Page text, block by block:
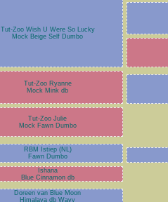
Tut-Zoo Wish U Were So Lucky
Mock Beige Self Dumbo
Tut-Zoo Ryanne
Mock Mink db
Tut-Zoo Julie
Mock Fawn Dumbo
RBM Istiep (NL)
Fawn Dumbo
Ishana
Blue Cinnamon db
Doreen van Blue Moon
Himalaya db Wavy